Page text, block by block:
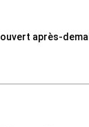
ouvert après-